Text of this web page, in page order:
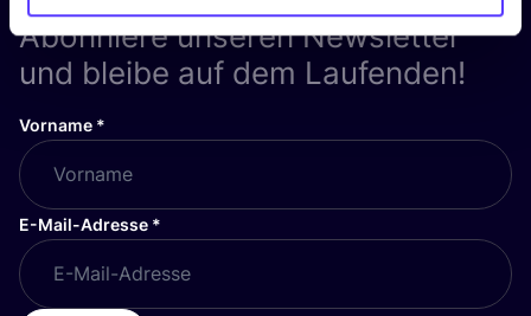
Abonniere unseren Newsletter
und bleibe auf dem Laufenden!
Vorname *
E-Mail-Adresse *